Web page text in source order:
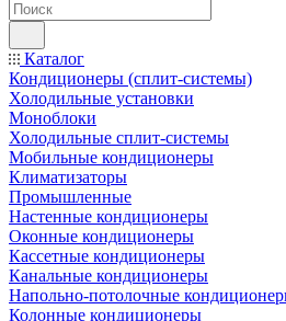
Каталог
Кондиционеры (сплит-системы)
Холодильные установки
Моноблоки
Холодильные сплит-системы
Мобильные кондиционеры
Климатизаторы
Промышленные
Настенные кондиционеры
Оконные кондиционеры
Кассетные кондиционеры
Канальные кондиционеры
Напольно-потолочные
Колонные кондиционеры